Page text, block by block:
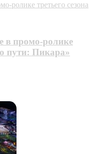
ролике третьего сезона
в промо-ролике
пути: Пикара»